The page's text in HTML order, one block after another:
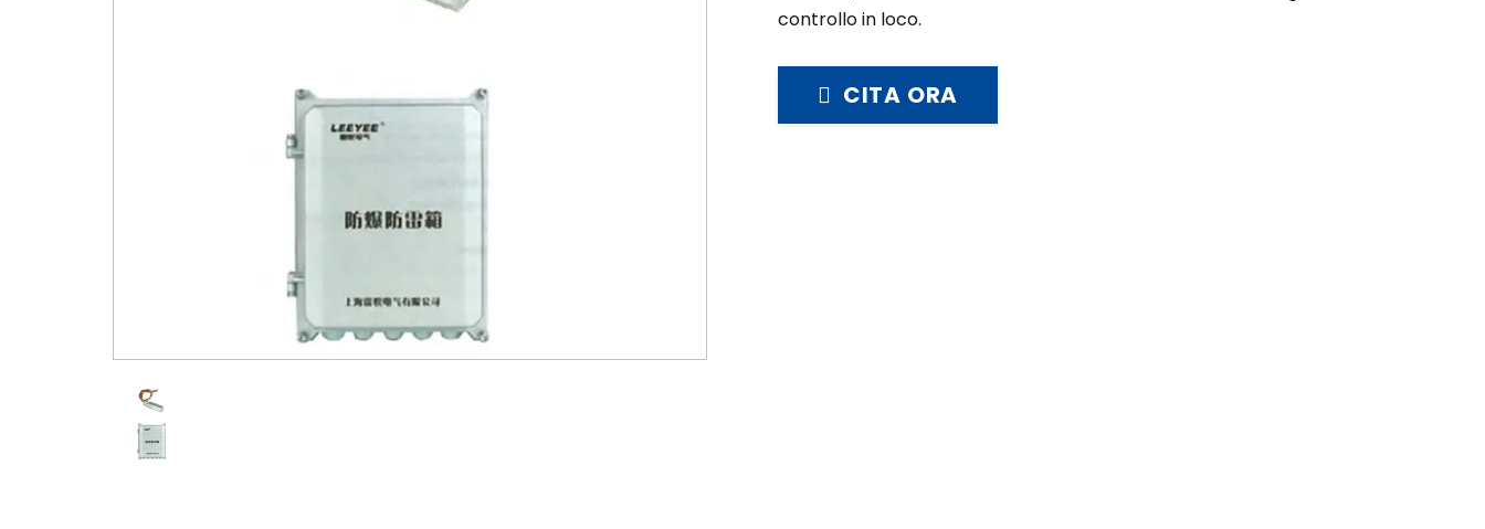
controllo in loco.
CITA ORA